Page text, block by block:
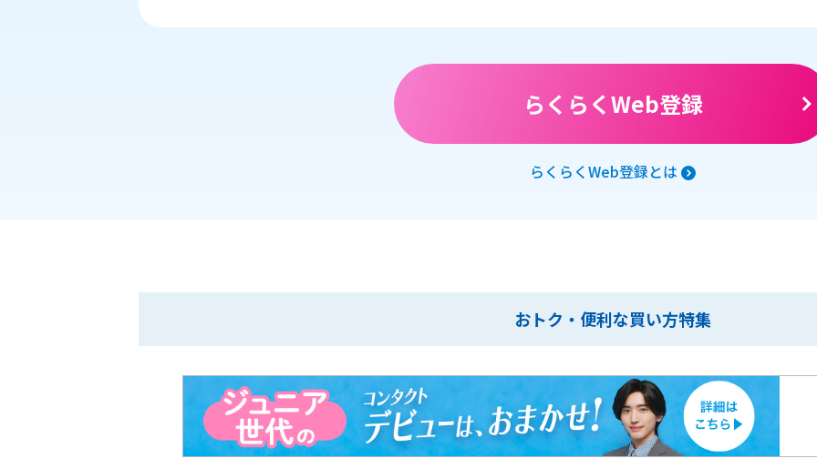
らくらくWeb登録
らくらくWeb登録とは
おトク・便利な買い方特集